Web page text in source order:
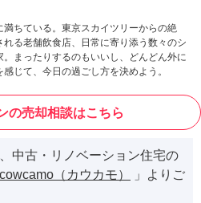
ちている。東京スカイツリーからの絶
る老舗飲食店、日常に寄り添う数々のシ
まったりするのもいいし、どんどん外に
じて、今日の過ごし方を決めよう。
の売却相談はこちら
中古・リノベーション住宅の
cowcamo（カウカモ）
」よりご